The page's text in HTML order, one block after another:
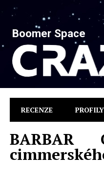
Boomer Space
RECENZE PROFILY